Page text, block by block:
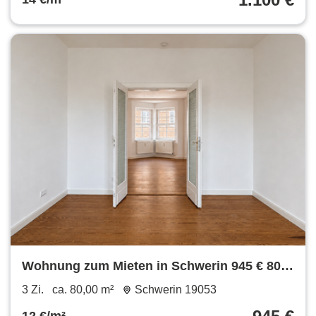
Wohnung zum Mieten in Schwerin 945 € 80
m²
3 Zi. ca. 80,00 m² Schwerin 19053